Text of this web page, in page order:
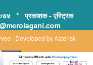
०७४ * प्रकाशक - एस्ट्रिक
| Developed byAsterisk